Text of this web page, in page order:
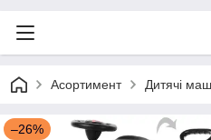
Асортимент Дитячі
–26%